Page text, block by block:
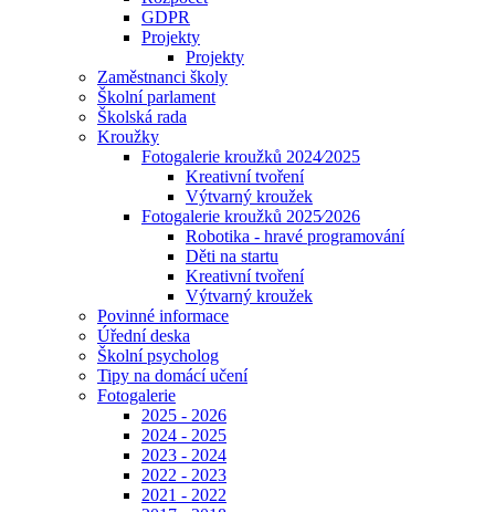
GDPR
Projekty
Projekty
Zaměstnanci školy
Školní parlament
Školská rada
Kroužky
Fotogalerie kroužků 2024⁄2025
Kreativní tvoření
Výtvarný kroužek
Fotogalerie kroužků 2025⁄2026
Robotika - hravé programování
Děti na startu
Kreativní tvoření
Výtvarný kroužek
Povinné informace
Úřední deska
Školní psycholog
Tipy na domácí učení
Fotogalerie
2025 - 2026
2024 - 2025
2023 - 2024
2022 - 2023
2021 - 2022